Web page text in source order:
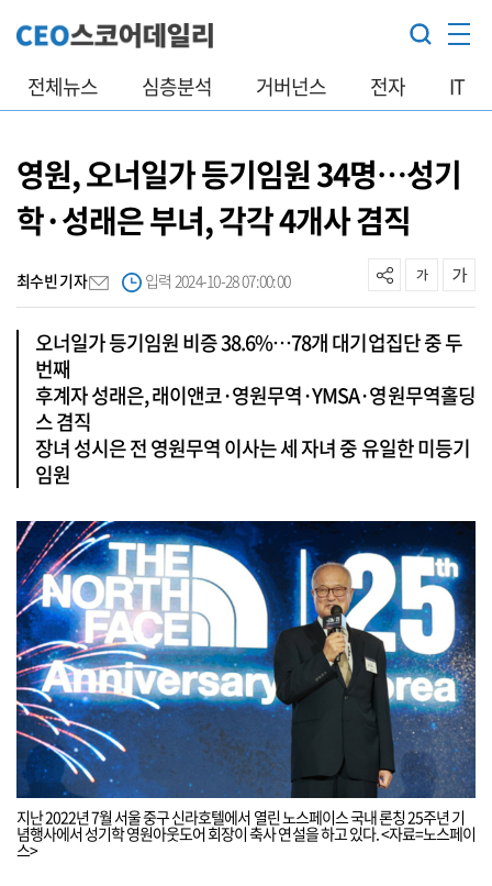
전체뉴스 심층분석 거버넌스 전자 IT
영원, 오너일가 등기임원 34명…성기
학·성래은 부녀, 각각 4개사 겸직
최수빈 기자 입력 2024-10-28 07:00:00
오너일가 등기임원 비증 38.6%…78개 대기업집단 중 두
번째
후계자 성래은, 래이앤코·영원무역·YMSA·영원무역홀딩
스 겸직
장녀 성시은 전 영원무역 이사는 세 자녀 중 유일한 미등기
임원
지난 2022년 7월 서울 중구 신라호텔에서 열린 노스페이스 국내 론칭 25주년 기
념행사에서 성기학 영원아웃도어 회장이 축사 연설을 하고 있다. <자료=노스페이
스>